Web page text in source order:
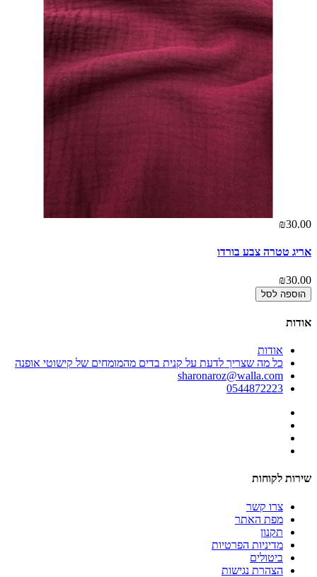
₪30.00
אריג טטרה צבע בורדו
₪30.00
הוספה לסל
אודות
אודות
כל מה שצריך לדעת על קנית בדים מהמומחים של קישוטי אופנה
sharonaroz@walla.com
0544872223
שירות לקוחות
צרו קשר
מפת האתר
תקנון
מדיניות הפרטיות
ביטולים
הצהרת נגישות